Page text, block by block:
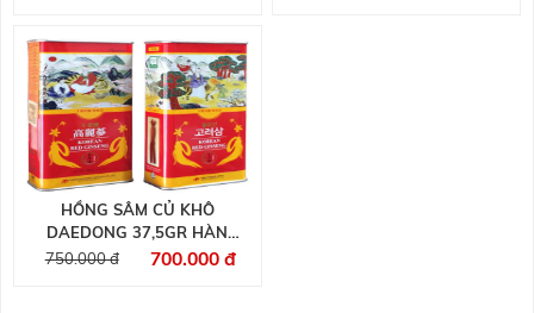
HỒNG SÂM CỦ KHÔ
DAEDONG 37,5GR HÀN
QUỐC
750.000 đ 700.000 đ